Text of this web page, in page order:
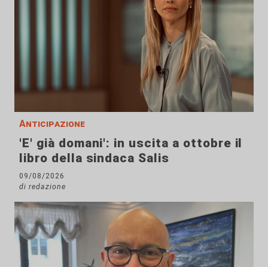
Anticipazione
'E' già domani': in uscita a ottobre il
libro della sindaca Salis
09/08/2026
di redazione